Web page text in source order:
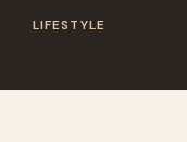
LIFESTYLE